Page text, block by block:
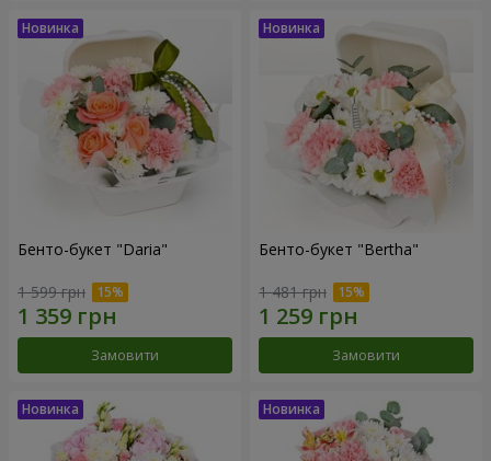
Бенто-букет "Daria"
1 599 грн
Замовити
Бенто-букет "Bertha"
1 481 грн
Замовити